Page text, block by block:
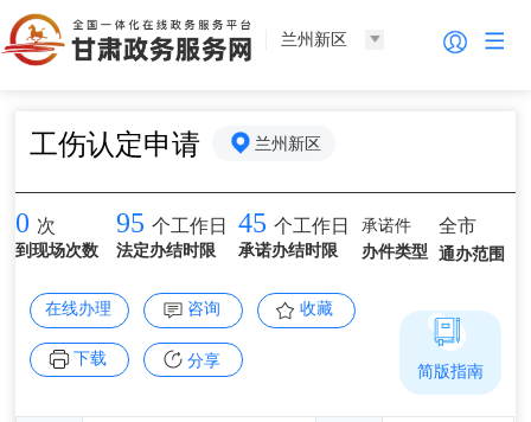
兰州新区
工伤认定申请 兰州新区
0 次
到现场次数
95 个工作日
法定办结时限
45 个工作日
承诺办结时限
承诺件
办件类型
全市
通办范围
在线办理 咨询 收藏
下载 分享 简版指南